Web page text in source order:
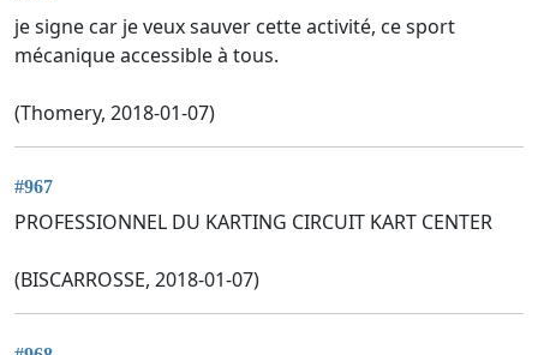
je signe car je veux sauver cette activité, ce sport
mécanique accessible à tous.
(Thomery, 2018-01-07)
#967
PROFESSIONNEL DU KARTING CIRCUIT KART CENTER
(BISCARROSSE, 2018-01-07)